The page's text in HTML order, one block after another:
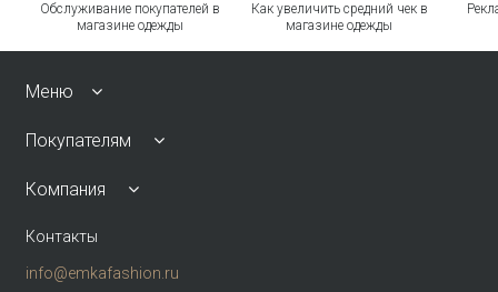
Обслуживание покупателей в
магазине одежды
Как увеличить средний чек в
магазине одежды
Меню
Покупателям
Компания
Контакты
info@emkafashion.ru